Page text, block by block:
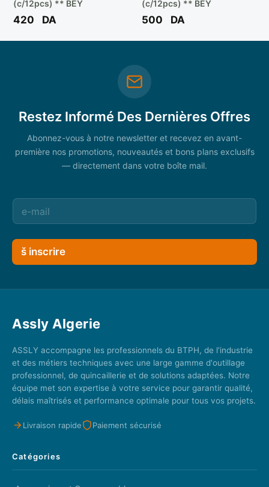
(c/12pcs) ** BEY
420 DA
(c/12pcs) ** BEY
500 DA
Restez Informé Des Dernières Offres
Abonnez-vous à notre newsletter et recevez en avant-
première nos promotions, nouveautés et bons plans exclusifs
— directement dans votre boîte mail.
š inscrire
Assly Algerie
ASSLY accompagne les professionnels du BTPH, de l'industrie
et des métiers techniques avec une large gamme d'outillage
professionnel, de quincaillerie et de solutions adaptées. Notre
équipe met son expertise à votre service pour garantir qualité,
délais maîtrisés et performance optimale pour tous vos projets.
Livraison rapide Paiement sécurisé
Catégories